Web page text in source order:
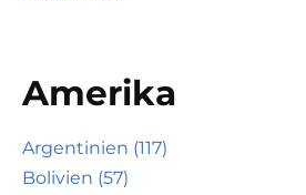
Amerika
Argentinien (117)
Bolivien (57)